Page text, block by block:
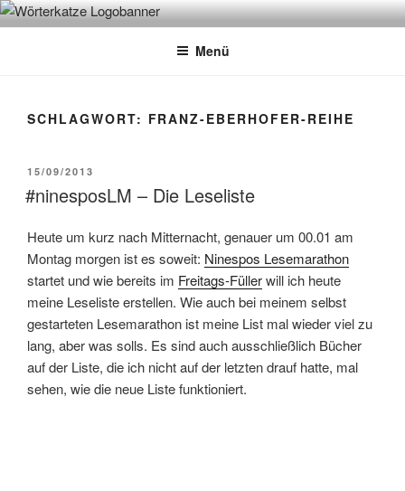
Zum
InhaltWÖRTERKATZE
Von Büchern erzählen
Menü
SCHLAGWORT: FRANZ-EBERHOFER-REIHE
VERÖFFENTLICHT
AM
15/09/2013
#ninesposLM – Die Leseliste
Heute um kurz nach Mitternacht, genauer um 00.01 am
Montag morgen ist es soweit: Ninespos Lesemarathon
startet und wie bereits im Freitags-Füllerwill ich heute
meine Leseliste erstellen. Wie auch bei meinem selbst
gestarteten Lesemarathon ist meine List mal wieder viel zu
lang, aber was solls. Es sind auch ausschließlich Bücher
auf der Liste, die ich nicht auf der letzten drauf hatte, mal
sehen, wie die neue Liste funktioniert.